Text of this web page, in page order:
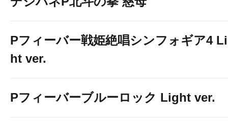
Pフィーバー戦姫絶唱シンフォギア4
ht ver.
Pフィーバーブルーロック Light ver.